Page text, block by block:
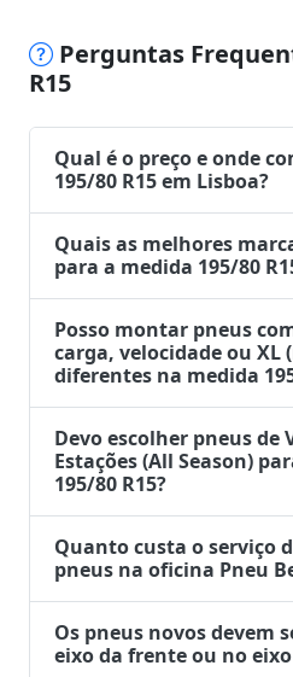
Perguntas
R15
Qual é o preço e onde
195/80 R15 em Lisboa?
Quais as melhores
para a medida 195/80
Posso montar pneus
carga, velocidade ou XL
diferentes na medida
Devo escolher pneus de
Estações (All Season)
195/80 R15?
Quanto custa o serviço
pneus na oficina Pneu
Os pneus novos devem
eixo da frente ou no